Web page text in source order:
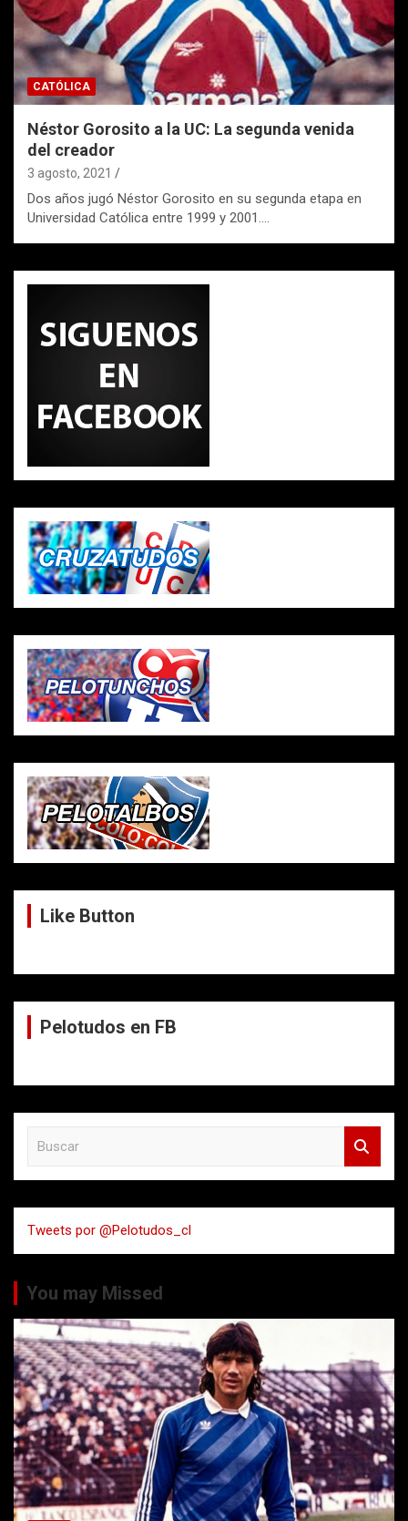
CATÓLICA
Néstor Gorosito a la UC: La segunda venida
del creador
3 agosto, 2021
Dos años jugó Néstor Gorosito en su segunda etapa en
Universidad Católica entre 1999 y 2001.…
Like Button
Pelotudos en FB
a
r
Tweets por @Pelotudos_cl
You may Missed